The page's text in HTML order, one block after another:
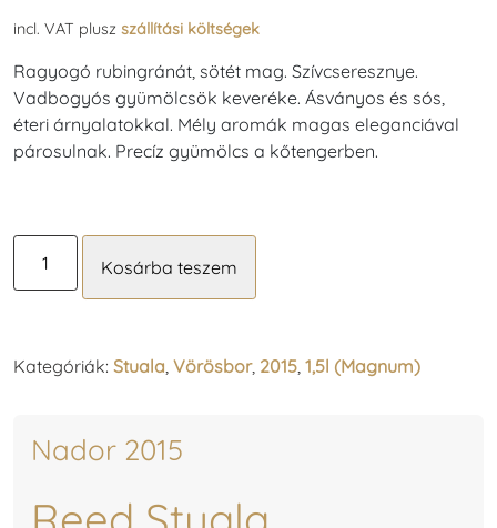
incl. VAT plusz szállítási költségek
Ragyogó rubingránát, sötét mag. Szívcseresznye.
Vadbogyós gyümölcsök keveréke. Ásványos és sós,
éteri árnyalatokkal. Mély aromák magas eleganciával
párosulnak. Precíz gyümölcs a kőtengerben.
Stuala
mennyiség
Kosárba teszem
Kategóriák: Stuala, Vörösbor, 2015, 1,5l (Magnum)
Nador 2015